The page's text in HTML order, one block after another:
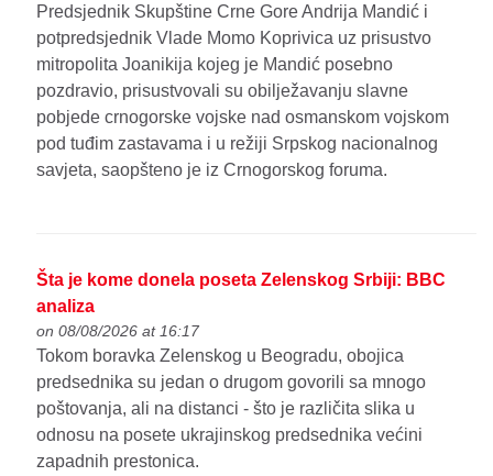
Predsjednik Skupštine Crne Gore Andrija Mandić i
potpredsjednik Vlade Momo Koprivica uz prisustvo
mitropolita Joanikija kojeg je Mandić posebno
pozdravio, prisustvovali su obilježavanju slavne
pobjede crnogorske vojske nad osmanskom vojskom
pod tuđim zastavama i u režiji Srpskog nacionalnog
savjeta, saopšteno je iz Crnogorskog foruma.
Šta je kome donela poseta Zelenskog Srbiji: BBC
analiza
on 08/08/2026 at 16:17
Tokom boravka Zelenskog u Beogradu, obojica
predsednika su jedan o drugom govorili sa mnogo
poštovanja, ali na distanci - što je različita slika u
odnosu na posete ukrajinskog predsednika većini
zapadnih prestonica.